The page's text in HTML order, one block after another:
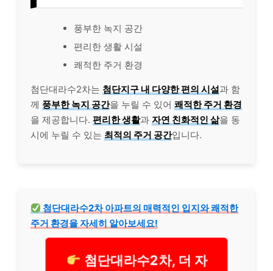
풍부한 녹지 공간
편리한 생활 시설
쾌적한 주거 환경
첨단대라수2차는 첨단지구 내 다양한 편의 시설과 함
께 풍부한 녹지 공간을 누릴 수 있어 쾌적한 주거 환경
을 제공합니다. 편리한 생활과 자연 친화적인 삶을 동
시에 누릴 수 있는 최적의 주거 공간입니다.
첨단대라수2차 아파트의 매력적인 입지와 쾌적한
주거 환경을 자세히 알아보세요!
첨단대라수2차, 더 자